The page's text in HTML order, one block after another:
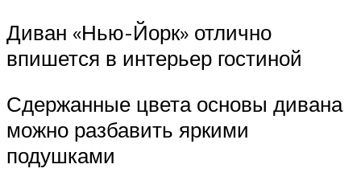
Диван «Нью-Йорк» отлично
впишется в интерьер гостиной
Сдержанные цвета основы дивана
можно разбавить яркими
подушками